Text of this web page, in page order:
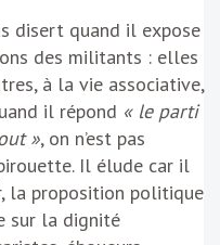
disert quand il expose
des militants : elles
à la vie associative,
il répond « le parti
», on n’est pas
Il élude car il
la proposition politique
sur la dignité